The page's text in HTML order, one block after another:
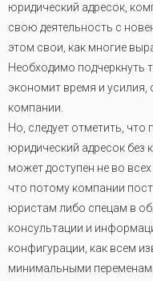
юридический адресок,
свою деятельность с
этом свои, как многие
Необходимо подчеркнуть
экономит время и усилия,
компании.
Но, следует отметить, что
юридический адресок без
может доступен не во
что потому компании
юристам либо спецам в
консультации и
конфигурации, как всем
минимальными